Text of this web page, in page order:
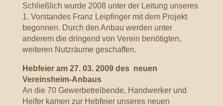
Schließlich wurde 2008 unter der Leitung unseres
1. Vorstandes Franz Leipfinger mit dem Projekt
begonnen. Durch den Anbau werden unter
anderem die dringend von Verein benötigten,
weiteren Nutzräume geschaffen.
Hebfeier am 27. 03. 2009 des neuen
Vereinsheim-Anbaus
An die 70 Gewerbetreibende, Handwerker und
Helfer kamen zur Hebfeier unseres neuen